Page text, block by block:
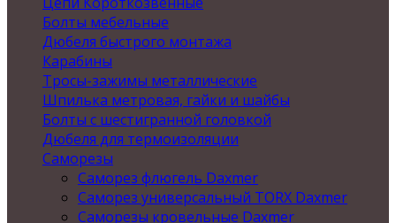
Болты мебельные
Дюбеля быстрого монтажа
Карабины
Тросы-зажимы металлические
Шпилька метровая, гайки и шайбы
Болты с шестигранной головкой
Дюбеля для термоизоляции
Саморезы
Саморез флюгель Daxmer
Саморез универсальный TORX Daxmer
Саморезы кровельные Daxmer